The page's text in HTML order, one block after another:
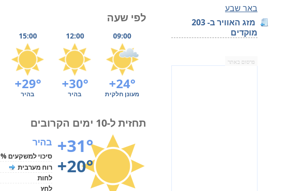
באר שבע
מזג האוויר ב- 203
מוקדים
פרסום באתר
לפי שעה
09:00
12:00
15:00
+24°
+30°
+29°
מעונן חלקית בהיר בהיר
תחזית ל-10 ימים הקרובים
+31°
+20°
בהיר
סיכוי למשקעים %
רוח מערבית
לחות
לחץ